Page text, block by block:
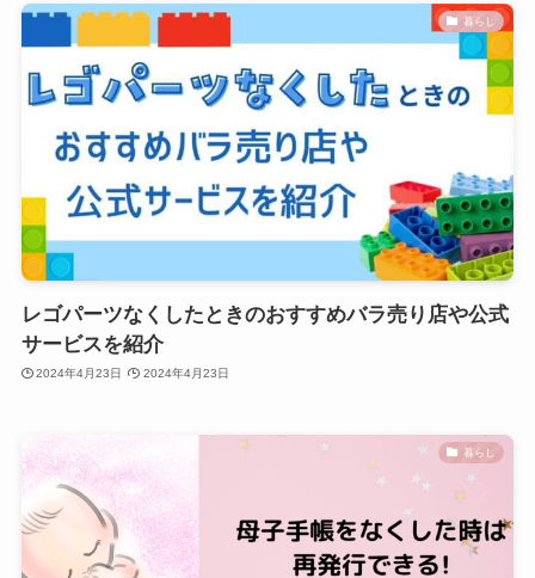
暮らし
レゴパーツなくしたときのおすすめバラ売り店や公式
サービスを紹介
2024年4月23日 2024年4月23日
暮らし